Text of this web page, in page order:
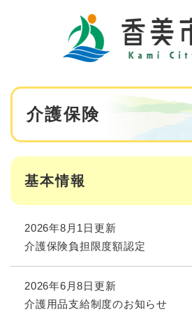
本
介護保険
基本情報
2026年8月1日更新
介護保険負担限度額認定
2026年6月8日更新
介護用品支給制度のお知らせ